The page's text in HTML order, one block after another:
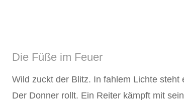
Die Füße im Feuer
Wild zuckt der Blitz. In fahlem Lichte steht
Der Donner rollt. Ein Reiter kämpft mit